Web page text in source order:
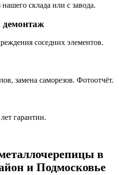
склада или с завода.
соседних элементов.
замена саморезов. Фотоотчёт.
гарантии.
в
и Подмосковье